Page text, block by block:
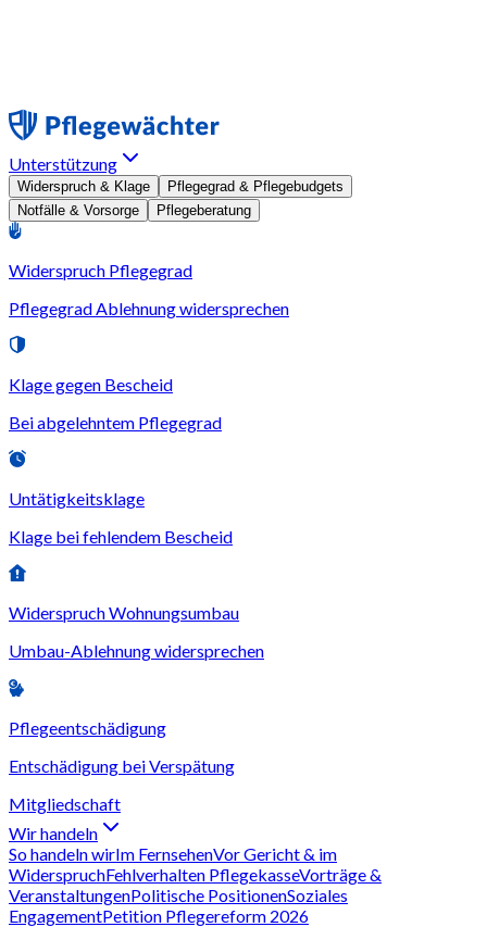
Unterstützung
Widerspruch & Klage
Pflegegrad & Pflegebudgets
Notfälle & Vorsorge
Pflegeberatung
Widerspruch Pflegegrad
Pflegegrad Ablehnung widersprechen
Klage gegen Bescheid
Bei abgelehntem Pflegegrad
Untätigkeitsklage
Klage bei fehlendem Bescheid
Widerspruch Wohnungsumbau
Umbau-Ablehnung widersprechen
Pflegeentschädigung
Entschädigung bei Verspätung
Mitgliedschaft
Wir handeln
So handeln wirIm FernsehenVor Gericht & im
WiderspruchFehlverhalten PflegekasseVorträge &
VeranstaltungenPolitische PositionenSoziales
EngagementPetition Pflegereform 2026